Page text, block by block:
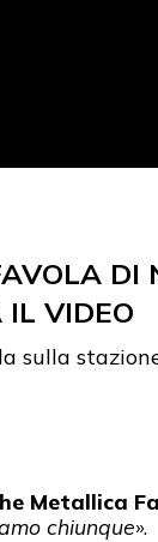
DI
IL VIDEO
sulla
Metallica
chiunque».